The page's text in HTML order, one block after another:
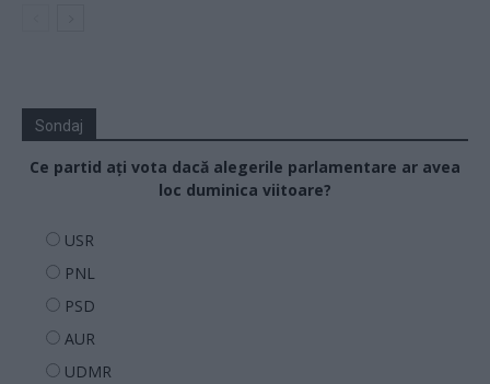
Sondaj
Ce partid ați vota dacă alegerile parlamentare ar avea
loc duminica viitoare?
USR
PNL
PSD
AUR
UDMR